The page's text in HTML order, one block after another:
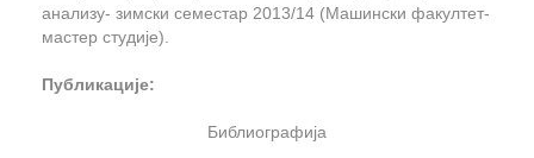
анализу- зимски семестар 2013/14 (Машински факултет-
мастер студије).
Публикације:
Библиографија